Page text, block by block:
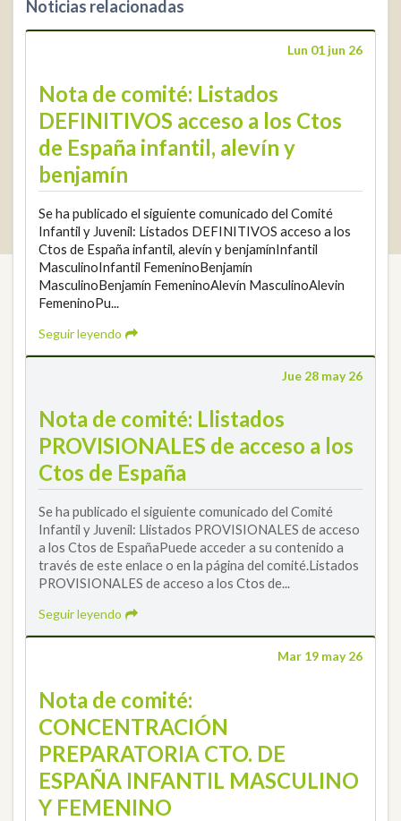
Noticias relacionadas
Lun 01 jun 26
Nota de comité: Listados
DEFINITIVOS acceso a los Ctos
de España infantil, alevín y
benjamín
Se ha publicado el siguiente comunicado del Comité
Infantil y Juvenil: Listados DEFINITIVOS acceso a los
Ctos de España infantil, alevín y benjamínInfantil
MasculinoInfantil FemeninoBenjamín
MasculinoBenjamín FemeninoAlevín MasculinoAlevin
FemeninoPu...
Seguir leyendo
Jue 28 may 26
Nota de comité: Llistados
PROVISIONALES de acceso a los
Ctos de España
Se ha publicado el siguiente comunicado del Comité
Infantil y Juvenil: Llistados PROVISIONALES de acceso
a los Ctos de EspañaPuede acceder a su contenido a
través de este enlace o en la página del comité.Listados
PROVISIONALES de acceso a los Ctos de...
Seguir leyendo
Mar 19 may 26
Nota de comité:
CONCENTRACIÓN
PREPARATORIA CTO. DE
ESPAÑA INFANTIL MASCULINO
Y FEMENINO
+34 952 225
590
Política de Cookies
Aviso legal
© DarkSky
Widget de competiciones
Login